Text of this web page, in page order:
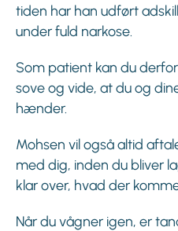
tiden har han udført
under fuld narkose.
Som patient kan du
sove og vide, at du og
hænder.
Mohsen vil også altid
med dig, inden du bliver
klar over, hvad der
Når du vågner igen, er